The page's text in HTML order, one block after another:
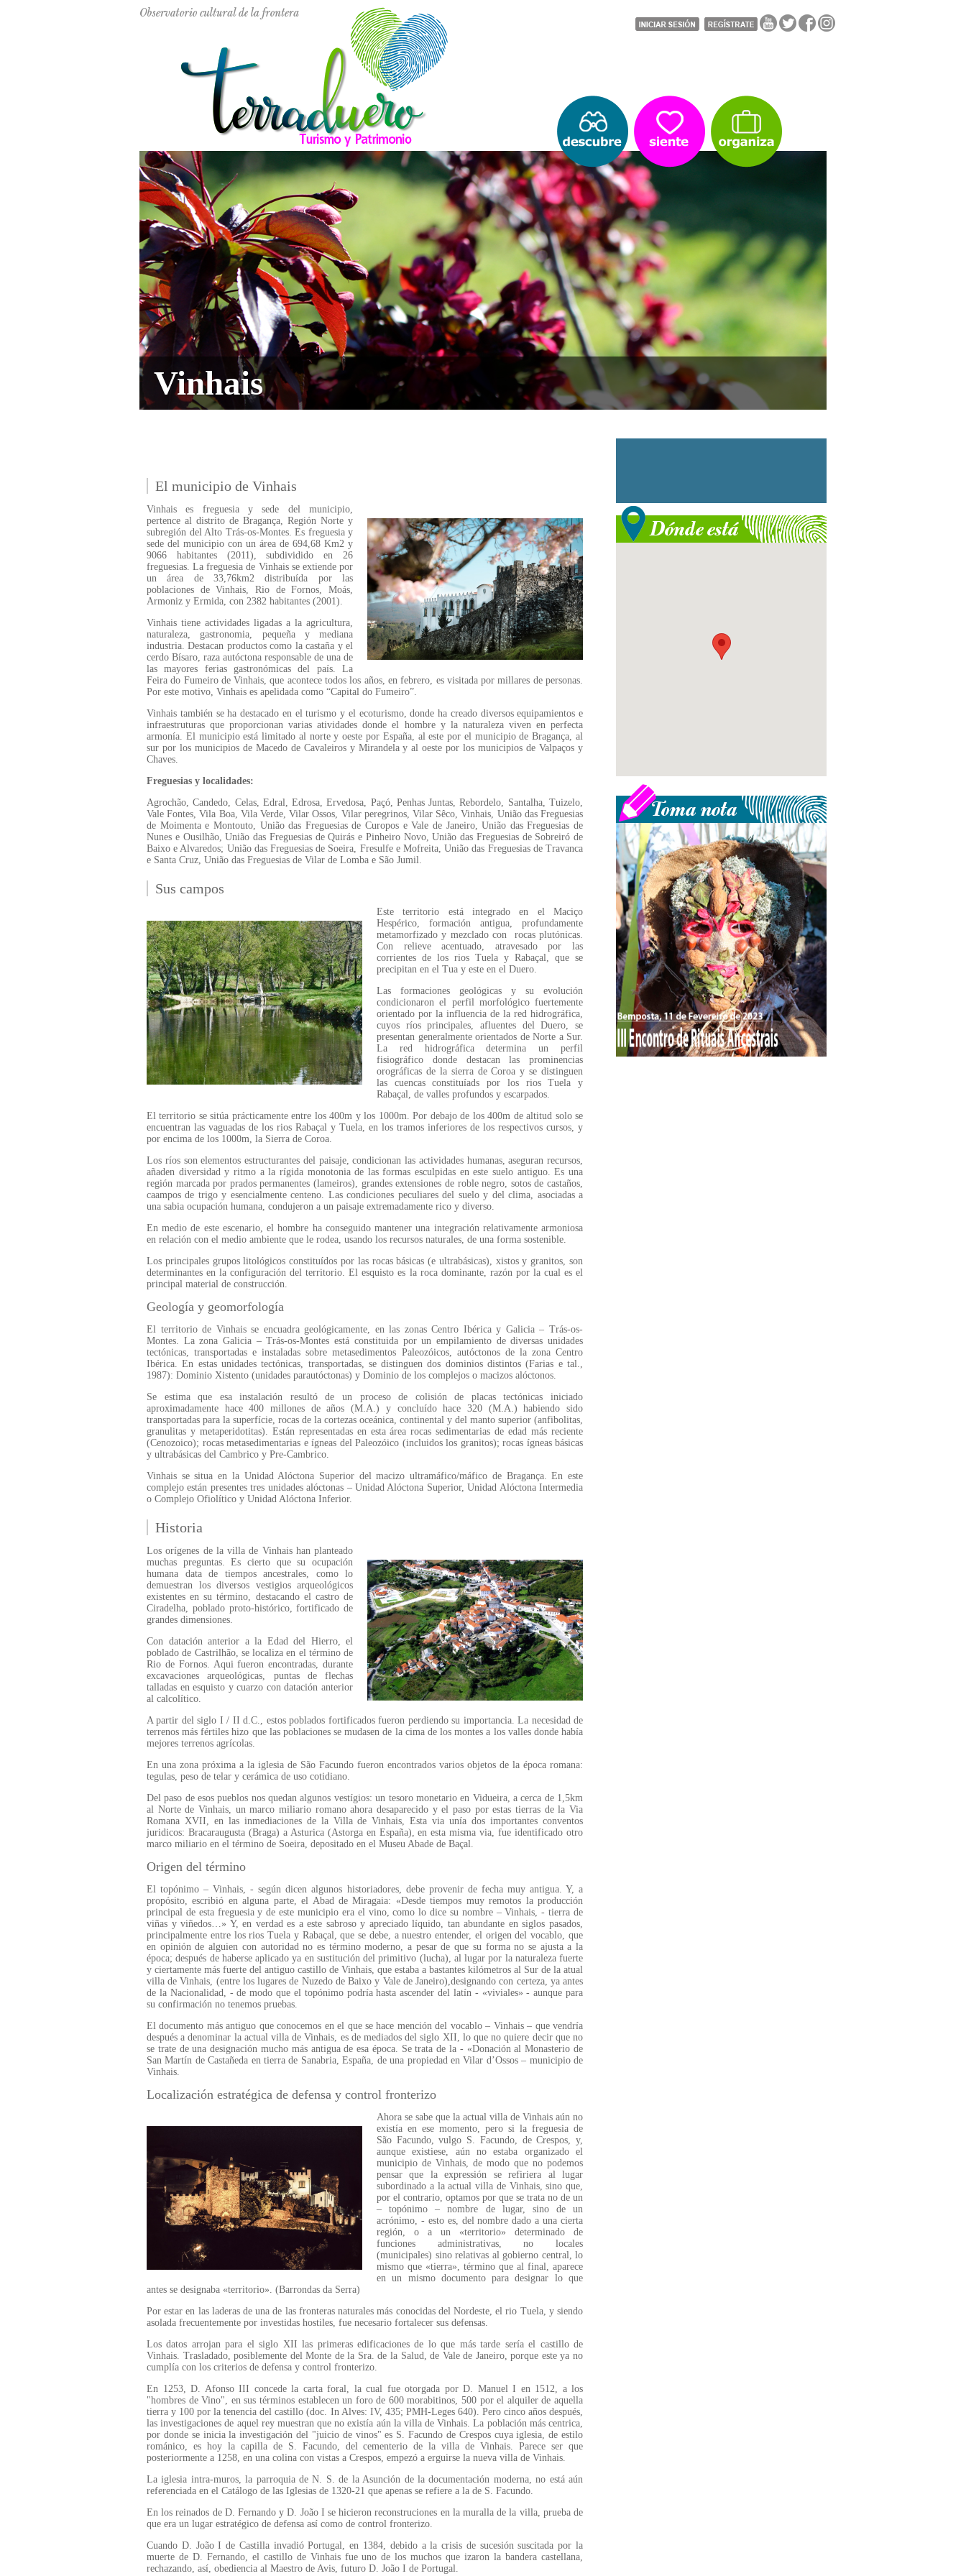
Vinhais
El municipio de Vinhais
Vinhais es freguesia y sede del municipio,
pertence al distrito de Bragança, Región Norte y
subregión del Alto Trás-os-Montes. Es freguesia y
sede del municipio con un área de 694,68 Km2 y
9066 habitantes (2011), subdividido en 26
freguesias. La freguesia de Vinhais se extiende por
un área de 33,76km2 distribuída por las
poblaciones de Vinhais, Rio de Fornos, Moás,
Armoniz y Ermida, con 2382 habitantes (2001).
Vinhais tiene actividades ligadas a la agricultura,
naturaleza, gastronomia, pequeña y mediana
industria. Destacan productos como la castaña y el
cerdo Bísaro, raza autóctona responsable de una de
las mayores ferias gastronómicas del país. La
Feira do Fumeiro de Vinhais, que acontece todos los años, en febrero, es visitada por millares de personas.
Por este motivo, Vinhais es apelidada como “Capital do Fumeiro”.
Vinhais también se ha destacado en el turismo y el ecoturismo, donde ha creado diversos equipamientos e
infraestruturas que proporcionan varias atividades donde el hombre y la naturaleza viven en perfecta
armonía. El municipio está limitado al norte y oeste por España, al este por el municipio de Bragança, al
sur por los municipios de Macedo de Cavaleiros y Mirandela y al oeste por los municipios de Valpaços y
Chaves.
Freguesias y localidades:
Agrochão, Candedo, Celas, Edral, Edrosa, Ervedosa, Paçó, Penhas Juntas, Rebordelo, Santalha, Tuizelo,
Vale Fontes, Vila Boa, Vila Verde, Vilar Ossos, Vilar peregrinos, Vilar Sêco, Vinhais, União das Freguesias
de Moimenta e Montouto, União das Freguesias de Curopos e Vale de Janeiro, União das Freguesias de
Nunes e Ousilhão, União das Freguesias de Quirás e Pinheiro Novo, União das Freguesias de Sobreiró de
Baixo e Alvaredos; União das Freguesias de Soeira, Fresulfe e Mofreita, União das Freguesias de Travanca
e Santa Cruz, União das Freguesias de Vilar de Lomba e São Jumil.
Sus campos
Este territorio está integrado en el Maciço
Hespérico, formación antigua, profundamente
metamorfizado y mezclado con rocas plutónicas.
Con relieve acentuado, atravesado por las
corrientes de los rios Tuela y Rabaçal, que se
precipitan en el Tua y este en el Duero.
Las formaciones geológicas y su evolución
condicionaron el perfil morfológico fuertemente
orientado por la influencia de la red hidrográfica,
cuyos ríos principales, afluentes del Duero, se
presentan generalmente orientados de Norte a Sur.
La red hidrográfica determina un perfil
fisiográfico donde destacan las prominencias
orográficas de la sierra de Coroa y se distinguen
las cuencas constituíads por los rios Tuela y
Rabaçal, de valles profundos y escarpados.
El territorio se sitúa prácticamente entre los 400m y los 1000m. Por debajo de los 400m de altitud solo se
encuentran las vaguadas de los rios Rabaçal y Tuela, en los tramos inferiores de los respectivos cursos, y
por encima de los 1000m, la Sierra de Coroa.
Los ríos son elementos estructurantes del paisaje, condicionan las actividades humanas, aseguran recursos,
añaden diversidad y ritmo a la rígida monotonia de las formas esculpidas en este suelo antiguo. Es una
región marcada por prados permanentes (lameiros), grandes extensiones de roble negro, sotos de castaños,
caampos de trigo y esencialmente centeno. Las condiciones peculiares del suelo y del clima, asociadas a
una sabia ocupación humana, condujeron a un paisaje extremadamente rico y diverso.
En medio de este escenario, el hombre ha conseguido mantener una integración relativamente armoniosa
en relación con el medio ambiente que le rodea, usando los recursos naturales, de una forma sostenible.
Los principales grupos litológicos constituídos por las rocas básicas (e ultrabásicas), xistos y granitos, son
determinantes en la configuración del territorio. El esquisto es la roca dominante, razón por la cual es el
principal material de construcción.
Geología y geomorfología
El territorio de Vinhais se encuadra geológicamente, en las zonas Centro Ibérica y Galicia – Trás-os-
Montes. La zona Galicia – Trás-os-Montes está constituida por un empilamiento de diversas unidades
tectónicas, transportadas e instaladas sobre metasedimentos Paleozóicos, autóctonos de la zona Centro
Ibérica. En estas unidades tectónicas, transportadas, se distinguen dos dominios distintos (Farias e tal.,
1987): Dominio Xistento (unidades parautóctonas) y Dominio de los complejos o macizos alóctonos.
Se estima que esa instalación resultó de un proceso de colisión de placas tectónicas iniciado
aproximadamente hace 400 millones de años (M.A.) y concluído hace 320 (M.A.) habiendo sido
transportadas para la superfície, rocas de la cortezas oceánica, continental y del manto superior (anfibolitas,
granulitas y metaperidotitas). Están representadas en esta área rocas sedimentarias de edad más reciente
(Cenozoico); rocas metasedimentarias e ígneas del Paleozóico (incluidos los granitos); rocas ígneas básicas
y ultrabásicas del Cambrico y Pre-Cambrico.
Vinhais se situa en la Unidad Alóctona Superior del macizo ultramáfico/máfico de Bragança. En este
complejo están presentes tres unidades alóctonas – Unidad Alóctona Superior, Unidad Alóctona Intermedia
o Complejo Ofiolítico y Unidad Alóctona Inferior.
Historia
Los orígenes de la villa de Vinhais han planteado
muchas preguntas. Es cierto que su ocupación
humana data de tiempos ancestrales, como lo
demuestran los diversos vestigios arqueológicos
existentes en su término, destacando el castro de
Ciradelha, poblado proto-histórico, fortificado de
grandes dimensiones.
Con datación anterior a la Edad del Hierro, el
poblado de Castrilhão, se localiza en el término de
Rio de Fornos. Aqui fueron encontradas, durante
excavaciones arqueológicas, puntas de flechas
talladas en esquisto y cuarzo con datación anterior
al calcolítico.
A partir del siglo I / II d.C., estos poblados fortificados fueron perdiendo su importancia. La necesidad de
terrenos más fértiles hizo que las poblaciones se mudasen de la cima de los montes a los valles donde había
mejores terrenos agrícolas.
En una zona próxima a la iglesia de São Facundo fueron encontrados varios objetos de la época romana:
tegulas, peso de telar y cerámica de uso cotidiano.
Del paso de esos pueblos nos quedan algunos vestígios: un tesoro monetario en Vidueira, a cerca de 1,5km
al Norte de Vinhais, un marco miliario romano ahora desaparecido y el paso por estas tierras de la Via
Romana XVII, en las inmediaciones de la Villa de Vinhais, Esta via unía dos importantes conventos
juridicos: Bracaraugusta (Braga) a Asturica (Astorga en España), en esta misma via, fue identificado otro
marco miliario en el término de Soeira, depositado en el Museu Abade de Baçal.
Origen del término
El topónimo – Vinhais, - según dicen algunos historiadores, debe provenir de fecha muy antigua. Y, a
propósito, escribió en alguna parte, el Abad de Miragaia: «Desde tiempos muy remotos la producción
principal de esta freguesia y de este municipio era el vino, como lo dice su nombre – Vinhais, - tierra de
viñas y viñedos…» Y, en verdad es a este sabroso y apreciado líquido, tan abundante en siglos pasados,
principalmente entre los rios Tuela y Rabaçal, que se debe, a nuestro entender, el origen del vocablo, que
en opinión de alguien con autoridad no es término moderno, a pesar de que su forma no se ajusta a la
época; después de haberse aplicado ya en sustitución del primitivo (lucha), al lugar por la naturaleza fuerte
y ciertamente más fuerte del antiguo castillo de Vinhais, que estaba a bastantes kilómetros al Sur de la atual
villa de Vinhais, (entre los lugares de Nuzedo de Baixo y Vale de Janeiro),designando con certeza, ya antes
de la Nacionalidad, - de modo que el topónimo podría hasta ascender del latín - «viviales» - aunque para
su confirmación no tenemos pruebas.
El documento más antiguo que conocemos en el que se hace mención del vocablo – Vinhais – que vendría
después a denominar la actual villa de Vinhais, es de mediados del siglo XII, lo que no quiere decir que no
se trate de una designación mucho más antigua de esa época. Se trata de la - «Donación al Monasterio de
San Martín de Castañeda en tierra de Sanabria, España, de una propiedad en Vilar d’Ossos – municipio de
Vinhais.
Localización estratégica de defensa y control fronterizo
Ahora se sabe que la actual villa de Vinhais aún no
existía en ese momento, pero si la freguesia de
São Facundo, vulgo S. Facundo, de Crespos, y,
aunque existiese, aún no estaba organizado el
municipio de Vinhais, de modo que no podemos
pensar que la expressión se refiriera al lugar
subordinado a la actual villa de Vinhais, sino que,
por el contrario, optamos por que se trata no de un
– topónimo – nombre de lugar, sino de un
acrónimo, - esto es, del nombre dado a una cierta
región, o a un «territorio» determinado de
funciones administrativas, no locales
(municipales) sino relativas al gobierno central, lo
mismo que «tierra», término que al final, aparece
en un mismo documento para designar lo que
antes se designaba «territorio». (Barrondas da Serra)
Por estar en las laderas de una de las fronteras naturales más conocidas del Nordeste, el rio Tuela, y siendo
asolada frecuentemente por investidas hostiles, fue necesario fortalecer sus defensas.
Los datos arrojan para el siglo XII las primeras edificaciones de lo que más tarde sería el castillo de
Vinhais. Trasladado, posiblemente del Monte de la Sra. de la Salud, de Vale de Janeiro, porque este ya no
cumplía con los criterios de defensa y control fronterizo.
En 1253, D. Afonso III concede la carta foral, la cual fue otorgada por D. Manuel I en 1512, a los
"hombres de Vino", en sus términos establecen un foro de 600 morabitinos, 500 por el alquiler de aquella
tierra y 100 por la tenencia del castillo (doc. In Alves: IV, 435; PMH-Leges 640). Pero cinco años después,
las investigaciones de aquel rey muestran que no existía aún la villa de Vinhais. La población más centrica,
por donde se inicia la investigación del "juicio de vinos" es S. Facundo de Crespos cuya iglesia, de estilo
románico, es hoy la capilla de S. Facundo, del cementerio de la villa de Vinhais. Parece ser que
posteriormente a 1258, en una colina con vistas a Crespos, empezó a erguirse la nueva villa de Vinhais.
La iglesia intra-muros, la parroquia de N. S. de la Asunción de la documentación moderna, no está aún
referenciada en el Catálogo de las Iglesias de 1320-21 que apenas se refiere a la de S. Facundo.
En los reinados de D. Fernando y D. João I se hicieron reconstruciones en la muralla de la villa, prueba de
que era un lugar estratégico de defensa así como de control fronterizo.
Cuando D. João I de Castilla invadió Portugal, en 1384, debido a la crisis de sucesión suscitada por la
muerte de D. Fernando, el castillo de Vinhais fue uno de los muchos que izaron la bandera castellana,
rechazando, así, obediencia al Maestro de Avis, futuro D. João I de Portugal.